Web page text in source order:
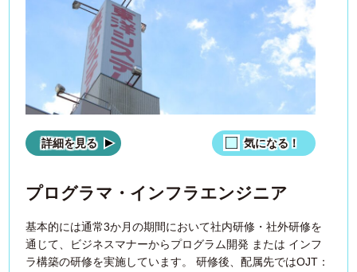
詳細を見る 気になる！
プログラマ・インフラエンジニア
基本的には通常3か月の期間において社内研修・社外研修を
通じて、ビジネスマナーからプログラム開発 または インフ
ラ構築の研修を実施しています。 研修後、配属先ではOJT：